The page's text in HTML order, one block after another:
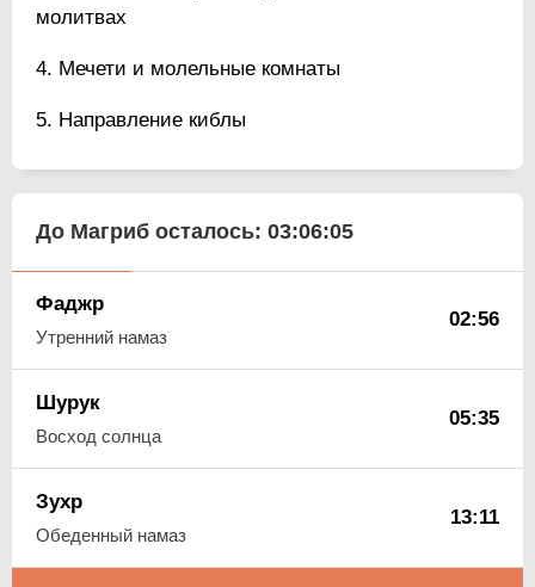
молитвах
Мечети и молельные комнаты
Направление киблы
До Магриб осталось: 03:06:04
Фаджр
Утренний намаз
02:56
Шурук
Восход солнца
05:35
Зухр
Обеденный намаз
13:11